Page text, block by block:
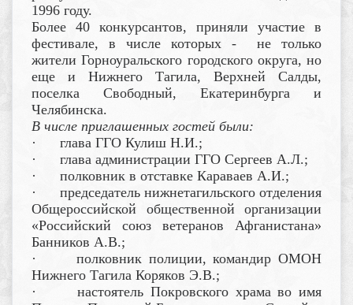
1996 году.
Более 40 конкурсантов, приняли участие в
фестивале, в числе которых - не только
жители Горноуральского городского округа, но
еще и Нижнего Тагила, Верхней Салды,
поселка Свободный, Екатеринбурга и
Челябинска.
В числе приглашенных гостей были:
· глава ГГО Кулиш Н.И.;
· глава администрации ГГО Сергеев А.Л.;
· полковник в отставке Караваев А.И.;
· председатель нижнетагильского отделения
Общероссийской общественной организации
«Российский союз ветеранов Афганистана»
Банников А.В.;
· полковник полиции, командир ОМОН
Нижнего Тагила Коряков Э.В.;
· настоятель Покровского храма во имя